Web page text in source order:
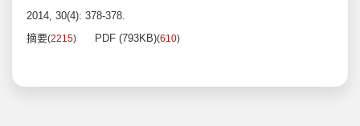
2014, 30(4): 378-378.
摘要(2215) PDF (793KB)(610)